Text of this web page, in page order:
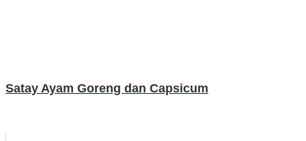
Satay Ayam Goreng dan Capsicum